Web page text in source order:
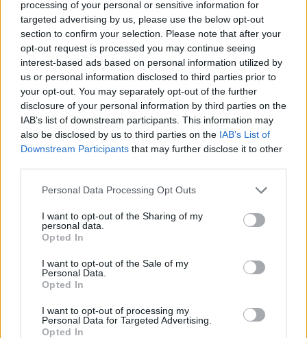
processing of your personal or sensitive information for
targeted advertising by us, please use the below opt-out
section to confirm your selection. Please note that after your
opt-out request is processed you may continue seeing
interest-based ads based on personal information utilized by
us or personal information disclosed to third parties prior to
your opt-out. You may separately opt-out of the further
disclosure of your personal information by third parties on the
IAB’s list of downstream participants. This information may
also be disclosed by us to third parties on the IAB’s List of
Downstream Participants that may further disclose it to other
Personal Data Processing Opt Outs
I want to opt-out of the Sharing of my
personal data.
Opted In
I want to opt-out of the Sale of my
Personal Data.
Opted In
I want to opt-out of processing my
Personal Data for Targeted Advertising.
Opted In
Consegues completar com sucesso os 15 níveis e derrotar o
derradeiro chefe no final?
Quem criou o Ninja Plumber?
Este jogo foi desenvolvido por Jmnet.
Etiquetas
COLEÇÕES DE JOGOS
JOGOS COM CONQUISTAS
JOGOS INFANTIS